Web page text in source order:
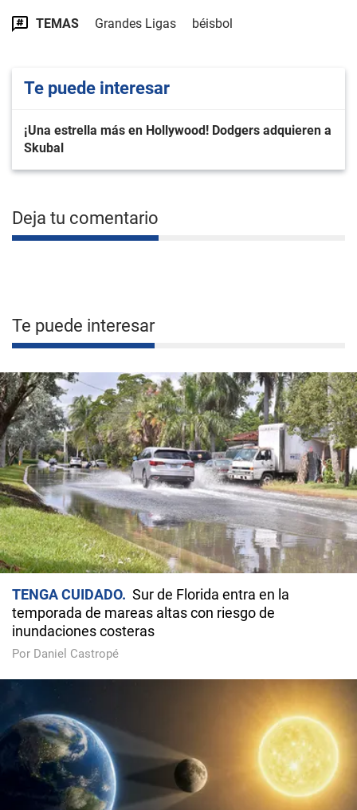
TEMAS Grandes Ligas béisbol
Te puede interesar
¡Una estrella más en Hollywood! Dodgers adquieren a
Skubal
Deja tu comentario
Te puede interesar
TENGA CUIDADO
Sur de Florida entra en la
temporada de mareas altas con riesgo de
inundaciones costeras
Por Daniel Castropé